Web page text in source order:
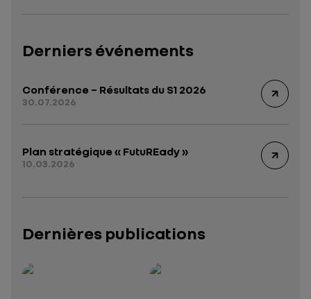
Derniers événements
Conférence – Résultats du S1 2026
30.07.2026
Plan stratégique « FutuREady »
10.03.2026
Dernières publications
Rapport intégré 2025 – 2026— données structurées (JSON)
Présentation institutionnelle 2026